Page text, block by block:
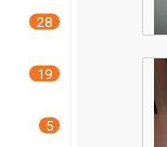
28
19
5